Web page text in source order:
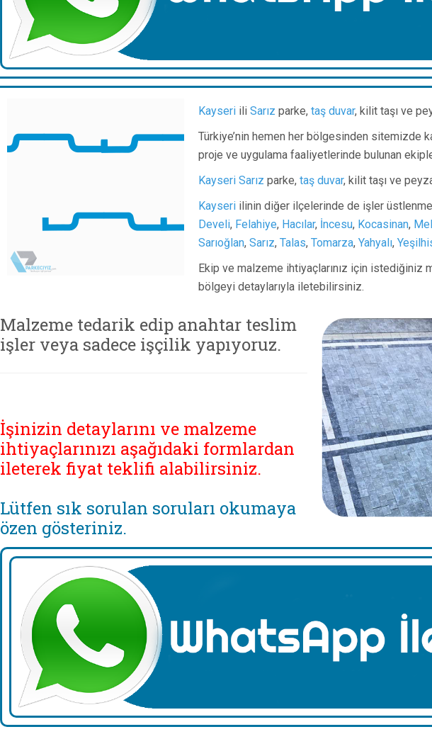
Kayseri ili Sarız parke, taş duvar, kilit taşı ve
Türkiye’nin hemen her bölgesinden sitemizde
proje ve uygulama faaliyetlerinde bulunan
Kayseri Sarız parke, taş duvar, kilit taşı ve
Kayseri ilinin diğer ilçelerinde de işler
Develi, Felahiye, Hacılar, İncesu, Kocasinan,
Sarıoğlan, Sarız, Talas, Tomarza, Yahyalı,
Ekip ve malzeme ihtiyaçlarınız için istediğiniz
bölgeyi detaylarıyla iletebilirsiniz.
Malzeme tedarik edip anahtar teslim
işler veya sadece işçilik yapıyoruz.
İşinizin detaylarını ve malzeme
ihtiyaçlarınızı aşağıdaki formlardan
ileterek fiyat teklifi alabilirsiniz.
Lütfen sık sorulan soruları okumaya
özen gösteriniz.